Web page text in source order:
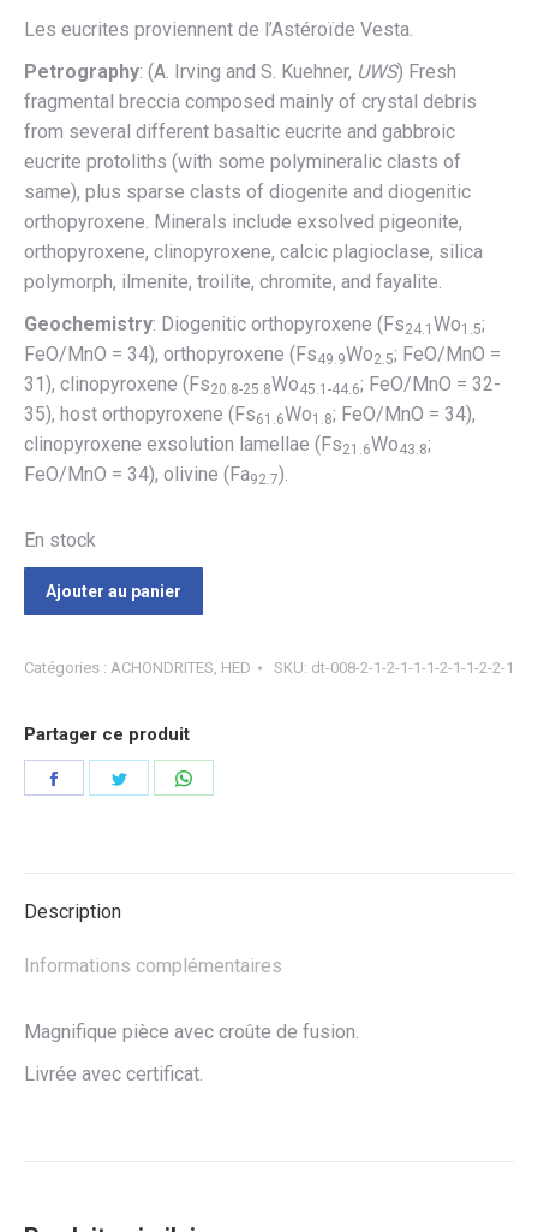
Les eucrites proviennent de l’Astéroïde Vesta.
Petrography: (A. Irving and S. Kuehner, UWS) Fresh
fragmental breccia composed mainly of crystal debris
from several different basaltic eucrite and gabbroic
eucrite protoliths (with some polymineralic clasts of
same), plus sparse clasts of diogenite and diogenitic
orthopyroxene. Minerals include exsolved pigeonite,
orthopyroxene, clinopyroxene, calcic plagioclase, silica
polymorph, ilmenite, troilite, chromite, and fayalite.
Geochemistry: Diogenitic orthopyroxene (Fs24.1 Wo1.5;
FeO/MnO = 34), orthopyroxene (Fs49.9Wo2.5; FeO/MnO =
31), clinopyroxene (Fs20.8-25.8Wo45.1-44.6; FeO/MnO = 32-
35), host orthopyroxene (Fs61.6Wo1.8; FeO/MnO = 34),
clinopyroxene exsolution lamellae (Fs21.6Wo43.8;
FeO/MnO = 34), olivine (Fa92.7).
En stock
Ajouter au panier
Catégories : ACHONDRITES HED SKU: dt-008-2-1-2-1-1-1-2-1-1-2-2-1
Partager ce produit
Partager Partager
Description
Informations complémentaires
Magnifique pièce avec croûte de fusion.
Livrée avec certificat.